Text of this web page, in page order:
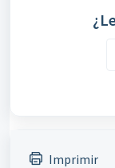
Imprimir